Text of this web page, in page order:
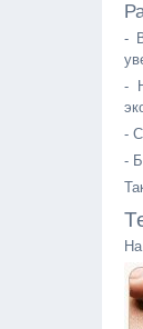
-
-
-
-